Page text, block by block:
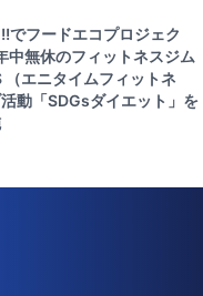
でフードエコプロジェク
中無休のフィットネスジム
エニタイムフィットネ
動「SDGsダイエット」を